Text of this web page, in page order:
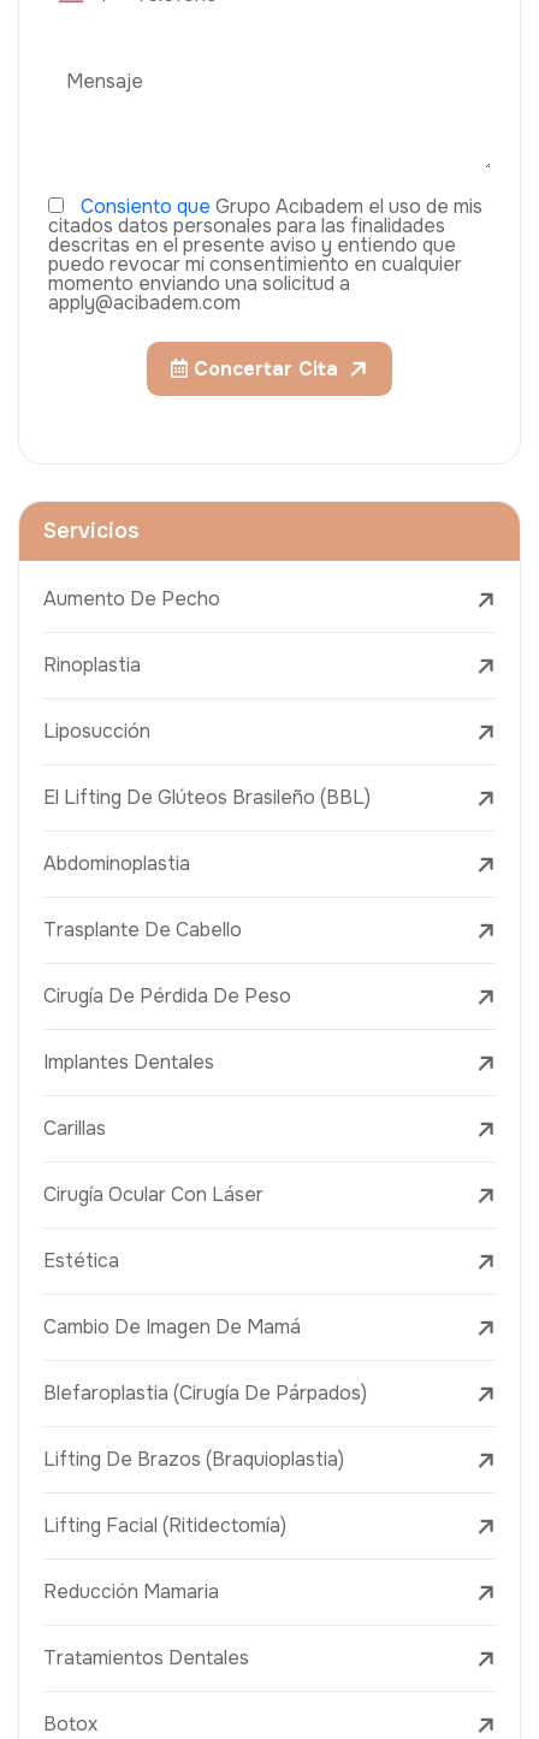
Consiento que Grupo Acıbadem el uso de mis
citados datos personales para las finalidades
descritas en el presente aviso y entiendo que
puedo revocar mi consentimiento en cualquier
momento enviando una solicitud a
apply@acibadem.com
Concertar Cita
Servicios
Aumento De Pecho
Rinoplastia
Liposucción
El Lifting De Glúteos Brasileño (BBL)
Abdominoplastia
Trasplante De Cabello
Cirugía De Pérdida De Peso
Implantes Dentales
Carillas
Cirugía Ocular Con Láser
Estética
Cambio De Imagen De Mamá
Blefaroplastia (Cirugía De Párpados)
Lifting De Brazos (Braquioplastia)
Lifting Facial (Ritidectomía)
Reducción Mamaria
Tratamientos Dentales
Botox